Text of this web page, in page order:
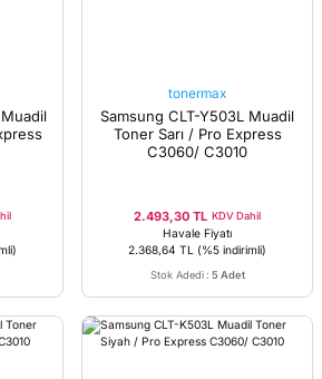
tonermax
Samsung CLT-Y503L Muadil
Toner Sarı / Pro Express
C3060/ C3010
2.493,30 TL KDV Dahil
Havale Fiyatı
2.368,64 TL (%5 indirimli)
Stok Adedi : 5 Adet